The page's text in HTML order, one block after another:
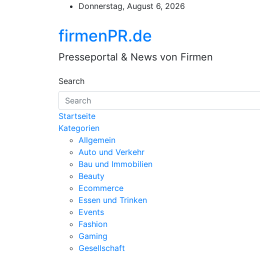
Donnerstag, August 6, 2026
firmenPR.de
Presseportal & News von Firmen
Search
Startseite
Kategorien
Allgemein
Auto und Verkehr
Bau und Immobilien
Beauty
Ecommerce
Essen und Trinken
Events
Fashion
Gaming
Gesellschaft